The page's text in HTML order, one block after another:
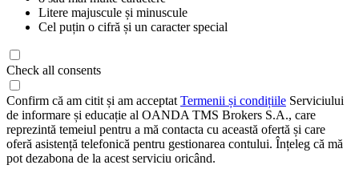
Litere majuscule și minuscule
Cel puțin o cifră și un caracter special
Check all consents
Confirm că am citit și am acceptat Termenii și condițiile Serviciului
de informare și educație al OANDA TMS Brokers S.A., care
reprezintă temeiul pentru a mă contacta cu această ofertă și care
oferă asistență telefonică pentru gestionarea contului. Înțeleg că mă
pot dezabona de la acest serviciu oricând.